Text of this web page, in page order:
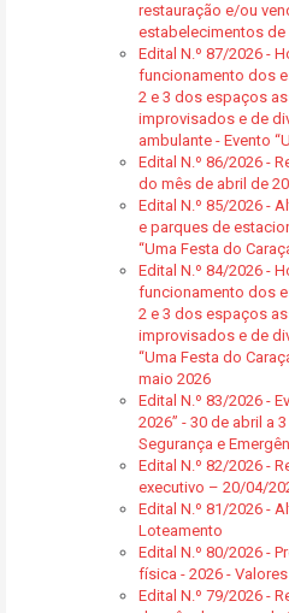
restauração e/ou
estabelecimentos de
Edital N.º 87/2026 -
funcionamento dos
2 e 3 dos espaços
improvisados e de
ambulante - Evento
Edital N.º 86/2026 -
do mês de abril de
Edital N.º 85/2026 -
e parques de
“Uma Festa do
Edital N.º 84/2026 -
funcionamento dos
2 e 3 dos espaços
improvisados e de
“Uma Festa do
maio 2026
Edital N.º 83/2026 -
2026” - 30 de abril a
Segurança e
Edital N.º 82/2026 -
executivo – 20/04/
Edital N.º 81/2026 -
Loteamento
Edital N.º 80/2026 -
física - 2026 -
Edital N.º 79/2026 -